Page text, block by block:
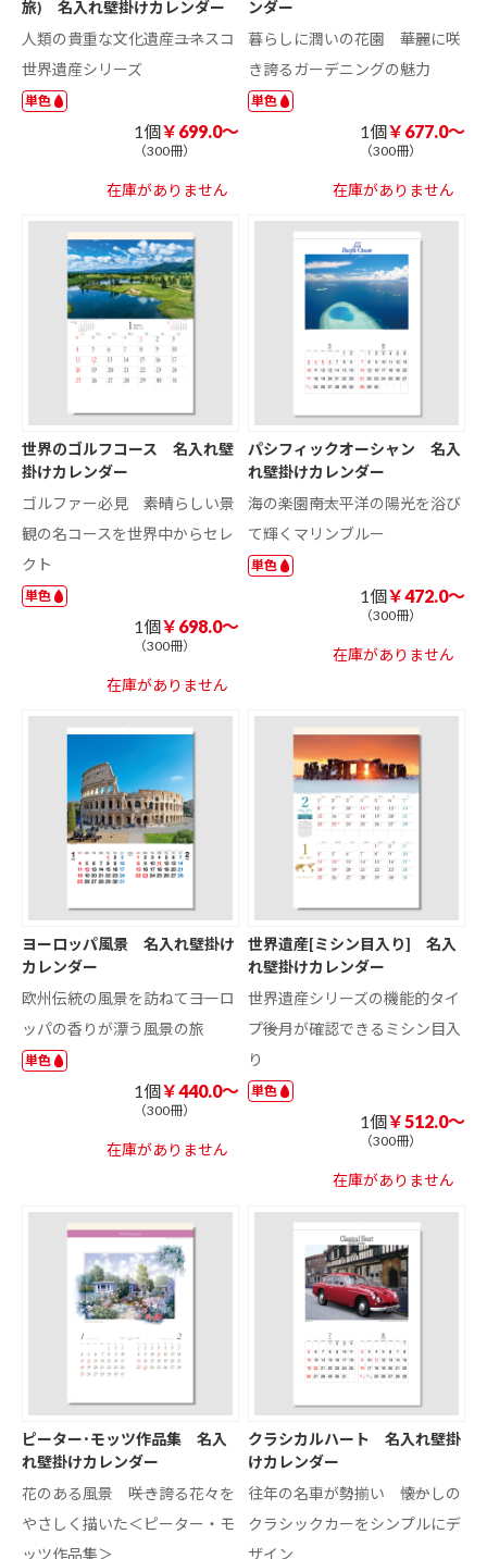
旅) 名入れ壁掛けカレンダー
人類の貴重な文化遺産――ユネスコ
世界遺産シリーズ
単色
1個￥699.0～
（300冊）
在庫がありません
ンダー
暮らしに潤いの花園 ――華麗に咲
き誇るガーデニングの魅力
単色
1個￥677.0～
（300冊）
在庫がありません
世界のゴルフコース 名入れ壁
掛けカレンダー
ゴルファー必見 ――素晴らしい景
観の名コースを世界中からセレ
クト
単色
1個￥698.0～
（300冊）
在庫がありません
パシフィックオーシャン 名入
れ壁掛けカレンダー
海の楽園――南太平洋の陽光を浴び
て輝くマリンブルー
単色
1個￥472.0～
（300冊）
在庫がありません
ヨーロッパ風景 名入れ壁掛け
カレンダー
欧州伝統の風景を訪ねて――ヨーロ
ッパの香りが漂う風景の旅
単色
1個￥440.0～
（300冊）
在庫がありません
世界遺産[ミシン目入り] 名入
れ壁掛けカレンダー
世界遺産シリーズの機能的タイ
プ――後月が確認できるミシン目入
り
単色
1個￥512.0～
（300冊）
在庫がありません
ピーター･モッツ作品集 名入
れ壁掛けカレンダー
花のある風景 ――咲き誇る花々を
やさしく描いた＜ピーター・モ
ッツ作品集＞
クラシカルハート 名入れ壁掛
けカレンダー
往年の名車が勢揃い ――懐かしの
クラシックカーをシンプルにデ
ザイン